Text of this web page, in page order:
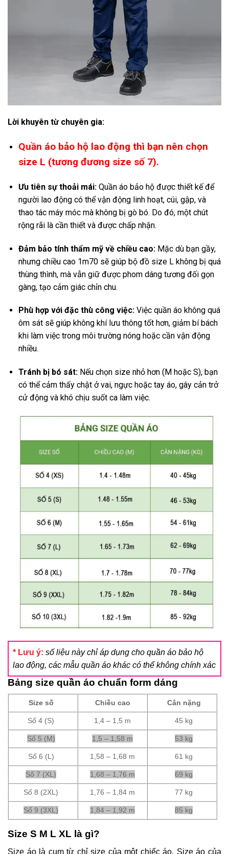
Lời khuyên từ chuyên gia:
Quần áo bảo hộ lao động thì bạn nên chọn
size L (tương đương size số 7).
Ưu tiên sự thoải mái:Quần áo bảo hộ được thiết kế để
người lao động có thể vận động linh hoạt, cúi, gập, và
thao tác máy móc mà không bị gò bó. Do đó, một chút
rộng rãi là cần thiết và được chấp nhận.
Đảm bảo tính thẩm mỹ về chiều cao:Mặc dù bạn gầy,
nhưng chiều cao 1m70 sẽ giúp bộ đồ size L không bị quá
thùng thình, mà vẫn giữ được phom dáng tương đối gọn
gàng, tạo cảm giác chỉn chu.
Phù hợp với đặc thù công việc:Việc quần áo không quá
ôm sát sẽ giúp không khí lưu thông tốt hơn, giảm bí bách
khi làm việc trong môi trường nóng hoặc cần vận động
nhiều.
Tránh bị bó sát:Nếu chọn size nhỏ hơn (M hoặc S), bạn
có thể cảm thấy chật ở vai, ngực hoặc tay áo, gây cản trở
cử động và khó chịu suốt ca làm việc.
* Lưu ý: số liệu này chỉ áp dụng cho quần áo bảo hộ
lao động, các mẫu quần áo khác có thể không chính xác
Bảng size quần áo chuẩn form dáng
Size số Chiều cao Cân nặng
Số 4 (S) 1,4 – 1,5 m 45 kg
Số 5 (M) 1,5 – 1,58 m 53 kg
Số 6 (L) 1,58 – 1,68 m 61 kg
Số 7 (XL) 1,68 – 1,76 m 69 kg
Số 8 (2XL) 1,76 – 1,84 m 77 kg
Số 9 (3XL) 1,84 – 1,92 m 85 kg
Size S M L XL là gì?
Size áo là cụm từ chỉ size của một chiếc áo. Size áo của